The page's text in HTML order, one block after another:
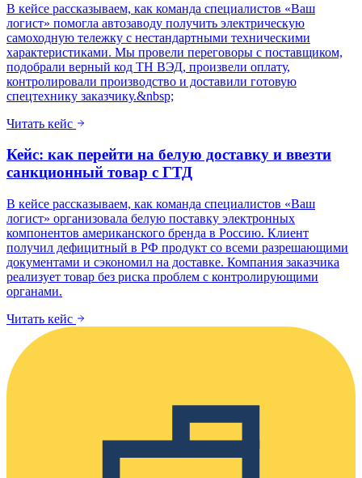
В кейсе рассказываем, как команда специалистов «Ваш
логист» помогла автозаводу получить электрическую
самоходную тележку с нестандартными техническими
характеристиками. Мы провели переговоры с поставщиком,
подобрали верный код ТН ВЭД, произвели оплату,
контролировали производство и доставили готовую
спецтехнику заказчику.&nbsp;
Читать кейс
Кейс: как перейти на белую доставку и ввезти
санкционный товар с ГТД
В кейсе рассказываем, как команда специалистов «Ваш
логист» организовала белую поставку электронных
компонентов американского бренда в Россию. Клиент
получил дефицитный в РФ продукт со всеми разрешающими
документами и сэкономил на доставке. Компания заказчика
реализует товар без риска проблем с контролирующими
органами.
Читать кейс